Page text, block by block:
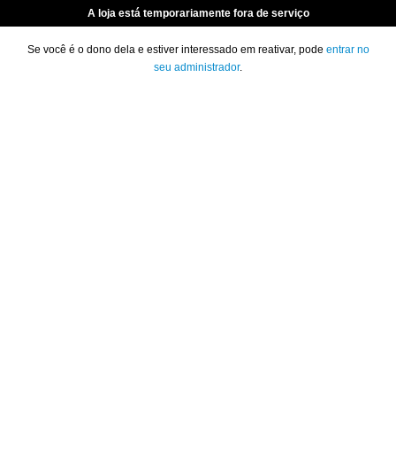
A loja está temporariamente fora de serviço
Se você é o dono dela e estiver interessado em reativar, pode entrar no
seu administrador.